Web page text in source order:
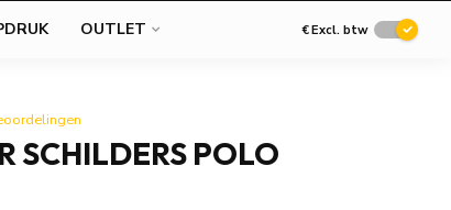
OUTLET €Excl. btw
SCHILDERS POLO